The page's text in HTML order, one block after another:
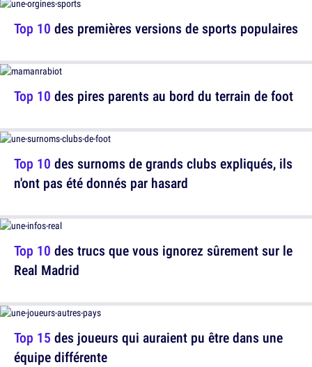
Top 10 des pires parents au bord du terrain de foot
Top 10 des trucs que vous ignorez sûrement sur le
Real Madrid
Top 10 des premières versions de sports populaires
Top 10 des surnoms de grands clubs expliqués, ils
n'ont pas été donnés par hasard
Top 15 des joueurs qui auraient pu être dans une
équipe différente